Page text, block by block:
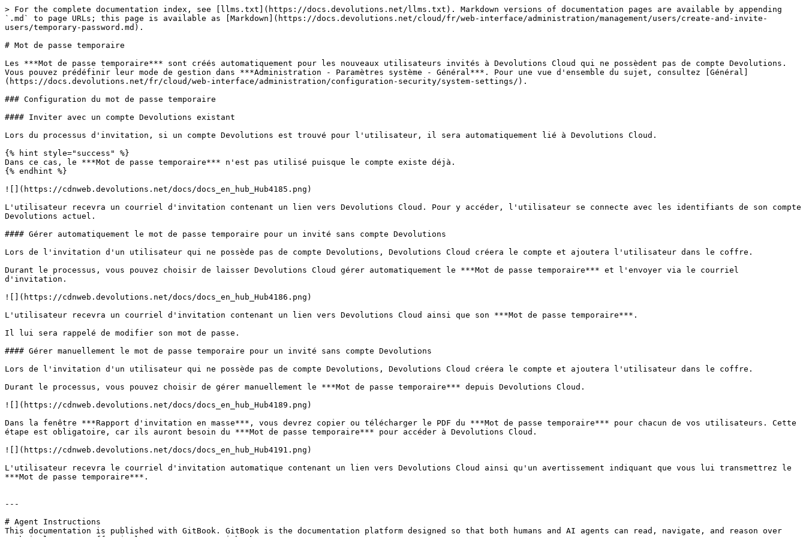
> For the complete documentation index, see [llms.txt](https://docs.devolutions.net/llms.txt). Markdown versions of documentation pages are available by appending
`.md` to page URLs; this page is available as [Markdown](https://docs.devolutions.net/cloud/fr/web-interface/administration/management/users/create-and-invite-
users/temporary-password.md).
# Mot de passe temporaire
Les ***Mot de passe temporaire*** sont créés automatiquement pour les nouveaux utilisateurs invités à Devolutions Cloud qui ne possèdent pas de compte Devolutions.
Vous pouvez prédéfinir leur mode de gestion dans ***Administration - Paramètres système - Général***. Pour une vue d'ensemble du sujet, consultez [Général]
(https://docs.devolutions.net/fr/cloud/web-interface/administration/configuration-security/system-settings/).
### Configuration du mot de passe temporaire
#### Inviter avec un compte Devolutions existant
Lors du processus d'invitation, si un compte Devolutions est trouvé pour l'utilisateur, il sera automatiquement lié à Devolutions Cloud.
{% hint style="success" %}
Dans ce cas, le ***Mot de passe temporaire*** n'est pas utilisé puisque le compte existe déjà.
{% endhint %}
![](https://cdnweb.devolutions.net/docs/docs_en_hub_Hub4185.png)
L'utilisateur recevra un courriel d'invitation contenant un lien vers Devolutions Cloud. Pour y accéder, l'utilisateur se connecte avec les identifiants de son compte
Devolutions actuel.
#### Gérer automatiquement le mot de passe temporaire pour un invité sans compte Devolutions
Lors de l'invitation d'un utilisateur qui ne possède pas de compte Devolutions, Devolutions Cloud créera le compte et ajoutera l'utilisateur dans le coffre.
Durant le processus, vous pouvez choisir de laisser Devolutions Cloud gérer automatiquement le ***Mot de passe temporaire*** et l'envoyer via le courriel
d'invitation.
![](https://cdnweb.devolutions.net/docs/docs_en_hub_Hub4186.png)
L'utilisateur recevra un courriel d'invitation contenant un lien vers Devolutions Cloud ainsi que son ***Mot de passe temporaire***.
Il lui sera rappelé de modifier son mot de passe.
#### Gérer manuellement le mot de passe temporaire pour un invité sans compte Devolutions
Lors de l'invitation d'un utilisateur qui ne possède pas de compte Devolutions, Devolutions Cloud créera le compte et ajoutera l'utilisateur dans le coffre.
Durant le processus, vous pouvez choisir de gérer manuellement le ***Mot de passe temporaire*** depuis Devolutions Cloud.
![](https://cdnweb.devolutions.net/docs/docs_en_hub_Hub4189.png)
Dans la fenêtre ***Rapport d'invitation en masse***, vous devrez copier ou télécharger le PDF du ***Mot de passe temporaire*** pour chacun de vos utilisateurs. Cette
étape est obligatoire, car ils auront besoin du ***Mot de passe temporaire*** pour accéder à Devolutions Cloud.
![](https://cdnweb.devolutions.net/docs/docs_en_hub_Hub4191.png)
L'utilisateur recevra le courriel d'invitation automatique contenant un lien vers Devolutions Cloud ainsi qu'un avertissement indiquant que vous lui transmettrez le
***Mot de passe temporaire***.
---
# Agent Instructions
This documentation is published with GitBook. GitBook is the documentation platform designed so that both humans and AI agents can read, navigate, and reason over